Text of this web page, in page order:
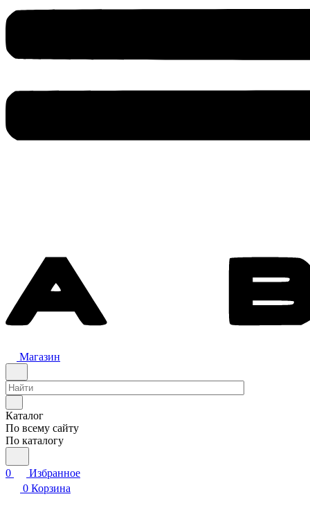
Магазин
Каталог
По всему сайту
По каталогу
0
Избранное
0 Корзина